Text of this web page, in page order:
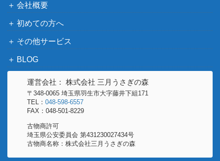
会社概要
初めての方へ
その他サービス
BLOG
運営会社： 株式会社 三月うさぎの森
〒348-0065 埼玉県羽生市大字藤井下組171
TEL： 048-598-6557
FAX：048-501-8229
古物商許可
埼玉県公安委員会 第431230027434号
古物商名称：株式会社三月うさぎの森